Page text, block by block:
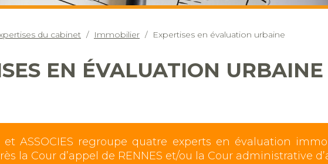
du cabinet Immobilier Expertises en évaluation urbaine
EN ÉVALUATION URBAINE
ASSOCIES regroupe quatre experts en évaluation
la Cour d’appel de RENNES et/ou la Cour administrative